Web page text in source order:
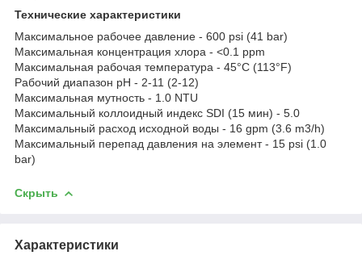
Технические характеристики
Mаксимальное рабочее давление - 600 psi (41 bar)
Maксимальная концентрация хлора - <0.1 ppm
Maксимальная рабочая температура - 45°C (113°F)
Рабочий диапазон pH - 2-11 (2-12)
Maксимальная мутность - 1.0 NTU
Maксимальный коллоидный индекс SDI (15 мин) - 5.0
Maксимальный расход исходной воды - 16 gpm (3.6 m3/h)
Maксимальный перепад давления на элемент - 15 psi (1.0
bar)
Скрыть
Характеристики